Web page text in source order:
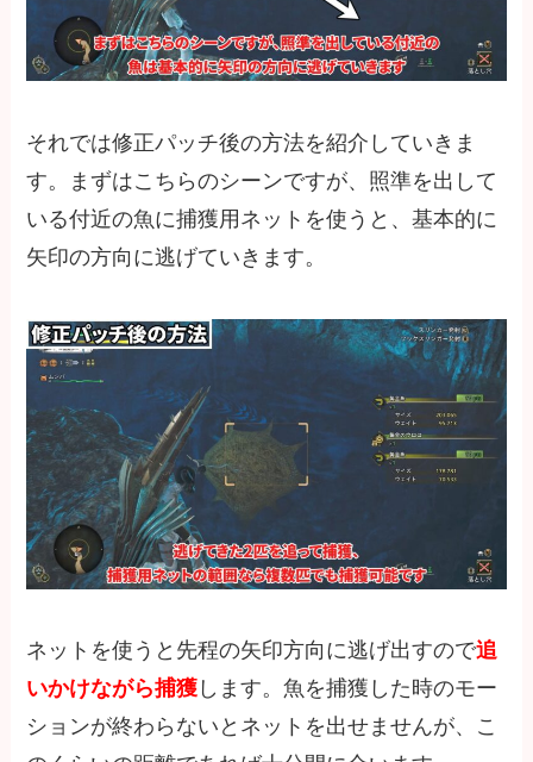
それでは修正パッチ後の方法を紹介していきま
す。まずはこちらのシーンですが、照準を出して
いる付近の魚に捕獲用ネットを使うと、基本的に
矢印の方向に逃げていきます。
ネットを使うと先程の矢印方向に逃げ出すので追
いかけながら捕獲 します。魚を捕獲した時のモー
ションが終わらないとネットを出せませんが、こ